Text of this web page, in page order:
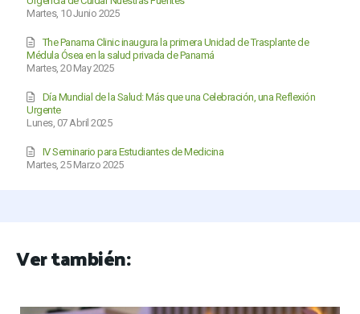
Martes, 10 Junio 2025
Martes, 20 May 2025
The Panama Clinic inaugura la primera Unidad de Trasplante de
Médula Ósea en la salud privada de Panamá
Lunes, 07 Abril 2025
Día Mundial de la Salud: Más que una Celebración, una Reflexión
Urgente
Martes, 25 Marzo 2025
IV Seminario para Estudiantes de Medicina
Ver también: